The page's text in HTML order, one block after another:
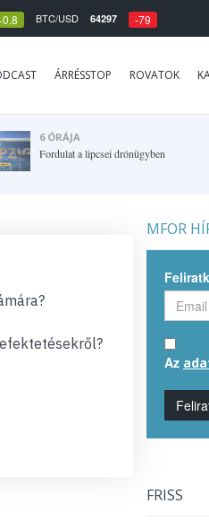
BTC/USD 64297 -79
ÁRRÉSSTOP ROVATOK
6 ÓRÁJA
Fordulat a lipcsei drónügyben
MFOR
Az
FRISS